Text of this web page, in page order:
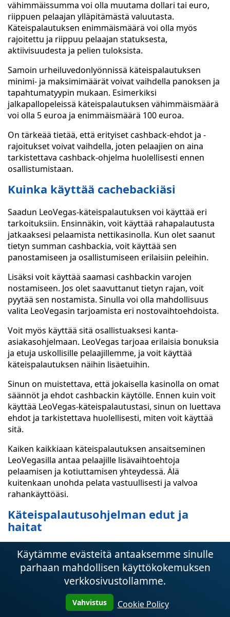
vähimmäissumma voi olla muutama dollari tai euro,
riippuen pelaajan ylläpitämästä valuutasta.
Käteispalautuksen enimmäismäärä voi olla myös
rajoitettu ja riippuu pelaajan statuksesta,
aktiivisuudesta ja pelien tuloksista.
Samoin urheiluvedonlyönnissä käteispalautuksen
minimi- ja maksimimäärät voivat vaihdella panoksen ja
tapahtumatyypin mukaan. Esimerkiksi
jalkapallopeleissä käteispalautuksen vähimmäismäärä
voi olla 5 euroa ja enimmäismäärä 100 euroa.
On tärkeää tietää, että erityiset cashback-ehdot ja -
rajoitukset voivat vaihdella, joten pelaajien on aina
tarkistettava cashback-ohjelma huolellisesti ennen
osallistumistaan.
Kuinka käyttää cachebackiäsi
Saadun LeoVegas-käteispalautuksen voi käyttää eri
tarkoituksiin. Ensinnäkin, voit käyttää rahapalautusta
jatkaaksesi pelaamista nettikasinolla. Kun olet saanut
tietyn summan cashbackia, voit käyttää sen
panostamiseen ja osallistumiseen erilaisiin peleihin.
Lisäksi voit käyttää saamasi cashbackin varojen
nostamiseen. Jos olet saavuttanut tietyn rajan, voit
pyytää sen nostamista. Sinulla voi olla mahdollisuus
valita LeoVegasin tarjoamista eri nostovaihtoehdoista.
Voit myös käyttää sitä osallistuaksesi kanta-
asiakasohjelmaan. LeoVegas tarjoaa erilaisia bonuksia
ja etuja uskollisille pelaajillemme, ja voit käyttää
käteispalautuksen näihin lisäetuihin.
Sinun on muistettava, että jokaisella kasinolla on omat
säännöt ja ehdot cashbackin käytölle. Ennen kuin voit
käyttää LeoVegas-käteispalautustasi, sinun on luettava
ehdot ja tarkistettava huolellisesti, miten voit käyttää
sitä.
Kaiken kaikkiaan käteispalautuksen ansaitseminen
LeoVegasilla antaa pelaajille lisävaihtoehtoja
pelaamisen ja kotiuttamisen yhteydessä. Älä
kuitenkaan unohda pelata vastuullisesti ja valvoa
rahankäyttöäsi.
Käteispalautusohjelman edut ja
haitat
LeoVegasin cashback-ohjelmatarjoaa sinulle lukuisia
etuja ja mukavuuksia, joiden ansiosta palvelun
käyttäminen kannattaa ja on kätevää:
Käteispalautusohjelman edut
Mahdollisuus saada osittainen palautus
Käytämme evästeitä antaaksemme sinulle
parhaan mahdollisen käyttökokemuksen
verkkosivustollamme.
Vahvistus Cookie Policy